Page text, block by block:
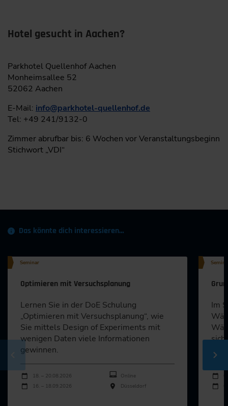
Hotel gesucht in Aachen?
Parkhotel Quellenhof Aachen
Monheimsallee 52
52062 Aachen
E-Mail: info@parkhotel-quellenhof.de
Tel: +49 241/9132-0
Zimmer abrufbar bis: 6 Wochen vor Veranstaltungsbeginn
Stichwort „VDI“
Das könnte dich interessieren…
Seminar
Optimieren mit Versuchsplanung
Lernen Sie in der DoE Schulung
„Optimieren mit Versuchsplanung“, wie
Sie mittels Design of Experiments mit
wenigen Daten viele Informationen
gewinnen.
Durchführungen
Veranstaltungsdatum Veranstaltungsort
18. – 20.08.2026
Online
16. – 18.09.2026
Düsseldorf
Im